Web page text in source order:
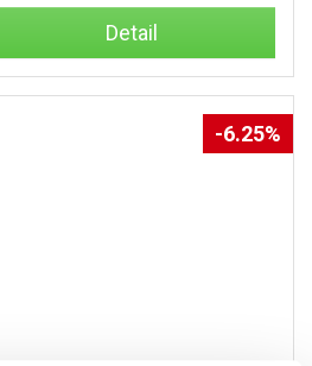
Detail
-6.25%